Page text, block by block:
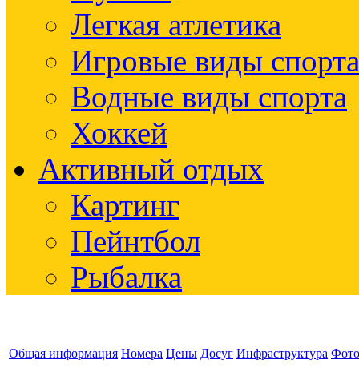
Легкая атлетика
Игровые виды спорта
Водные виды спорта
Хоккей
Активный отдых
Картинг
Пейнтбол
Рыбалка
Общая информация Номера Цены Досуг Инфраструктура Фото